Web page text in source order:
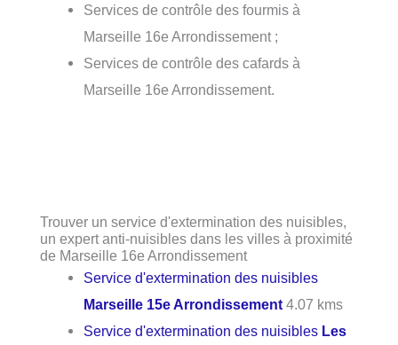
Services de contrôle des fourmis à
Marseille 16e Arrondissement ;
Services de contrôle des cafards à
Marseille 16e Arrondissement.
Trouver un service d'extermination des nuisibles,
un expert anti-nuisibles dans les villes à proximité
de Marseille 16e Arrondissement
Service d'extermination des nuisibles
Marseille 15e Arrondissement 4.07 kms
Service d'extermination des nuisibles Les